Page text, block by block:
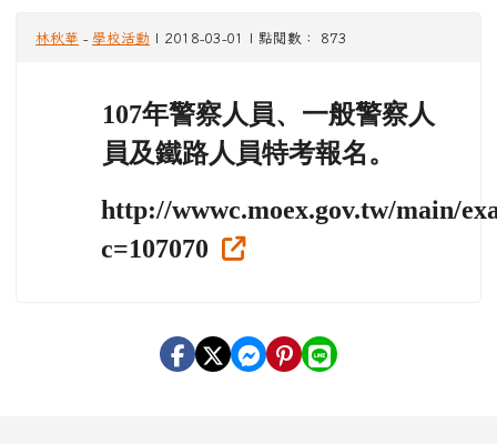
林秋華 - 學校活動 | 2018-03-01 | 點閱數： 873
107年警察人員、一般警察人
員及鐵路人員特考報名。
http://wwwc.moex.gov.tw/main/
c=107070